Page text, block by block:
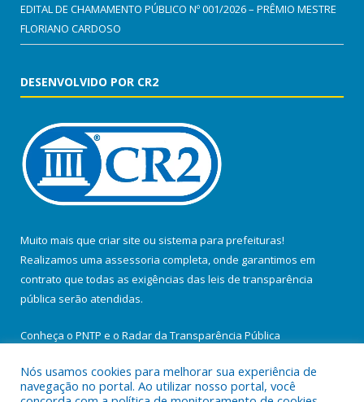
EDITAL DE CHAMAMENTO PÚBLICO Nº 001/2026 – PRÊMIO MESTRE
FLORIANO CARDOSO
DESENVOLVIDO POR CR2
Muito mais que criar site ou sistema para prefeituras!
Realizamos uma assessoria completa, onde garantimos em
contrato que todas as exigências das leis de transparência
pública serão atendidas.
Conheça o PNTP e o Radar da Transparência Pública
Nós usamos cookies para melhorar sua experiência de
navegação no portal. Ao utilizar nosso portal, você